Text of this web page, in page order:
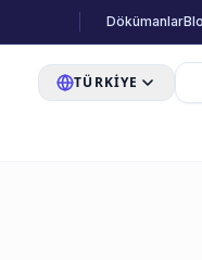
Dökümanlar
TÜRKIYE